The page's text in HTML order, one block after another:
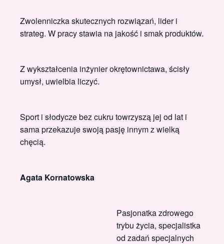
Zwolenniczka skutecznych rozwiązań, lider i
strateg. W pracy stawia na jakość i smak produktów.
Z wykształcenia inżynier okrętownictawa, ścisły
umysł, uwielbia liczyć.
Sport i słodycze bez cukru towrzyszą jej od lat i
sama przekazuje swoją pasję innym z wielką
chęcią.
Agata Kornatowska
Pasjonatka zdrowego
trybu życia, specjalistka
od zadań specjalnych